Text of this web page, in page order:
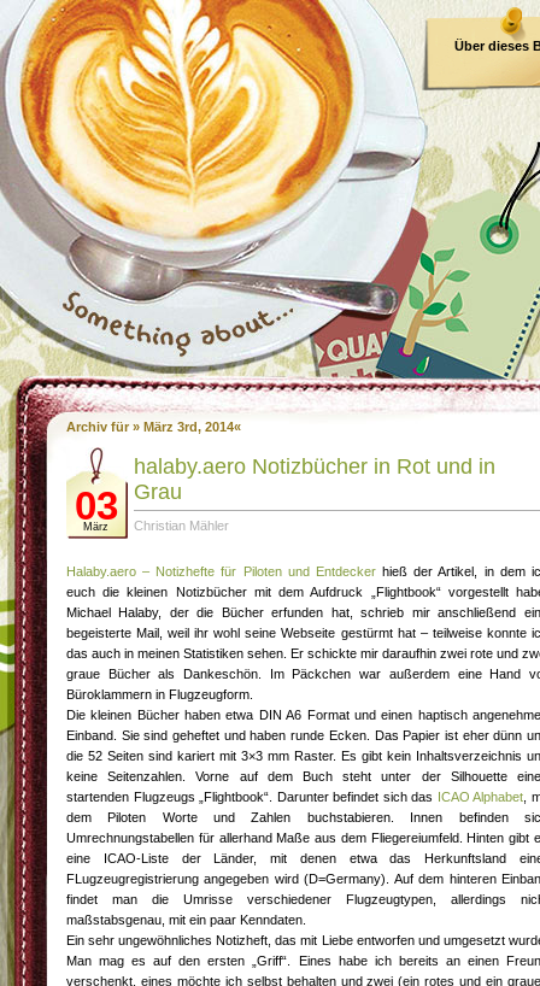
Über dieses
Archiv für » März 3rd, 2014«
03
März
halaby.aero Notizbücher in Rot und in
Grau
Christian Mähler
Halaby.aero – Notizhefte für Piloten und Entdecker hieß der Artikel, in dem
euch die kleinen Notizbücher mit dem Aufdruck „Flightbook“ vorgestellt
Michael Halaby, der die Bücher erfunden hat, schrieb mir anschließend
begeisterte Mail, weil ihr wohl seine Webseite gestürmt hat – teilweise konnte
das auch in meinen Statistiken sehen. Er schickte mir daraufhin zwei rote und
graue Bücher als Dankeschön. Im Päckchen war außerdem eine Hand
Büroklammern in Flugzeugform.
Die kleinen Bücher haben etwa DIN A6 Format und einen haptisch
Einband. Sie sind geheftet und haben runde Ecken. Das Papier ist eher dünn
die 52 Seiten sind kariert mit 3×3 mm Raster. Es gibt kein Inhaltsverzeichnis
keine Seitenzahlen. Vorne auf dem Buch steht unter der Silhouette
startenden Flugzeugs „Flightbook“. Darunter befindet sich das ICAO Alphabet ,
dem Piloten Worte und Zahlen buchstabieren. Innen befinden
Umrechnungstabellen für allerhand Maße aus dem Fliegereiumfeld. Hinten gibt
eine ICAO-Liste der Länder, mit denen etwa das Herkunftsland
FLugzeugregistrierung angegeben wird (D=Germany). Auf dem hinteren
findet man die Umrisse verschiedener Flugzeugtypen, allerdings
maßstabsgenau, mit ein paar Kenndaten.
Ein sehr ungewöhnliches Notizheft, das mit Liebe entworfen und umgesetzt
Man mag es auf den ersten „Griff“. Eines habe ich bereits an einen
verschenkt, eines möchte ich selbst behalten und zwei (ein rotes und ein